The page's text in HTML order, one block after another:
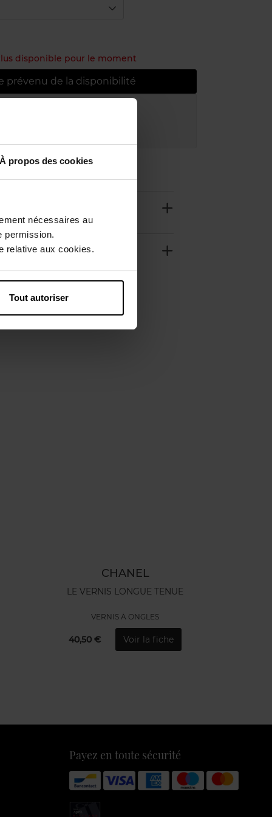
À propos des cookies
nécessaires au
permission.
relative aux cookies.
Tout autoriser
disponible pour le moment
prévenu de la disponibilité
CHANEL
LE VERNIS LONGUE TENUE
VERNIS À ONGLES
40,50 € Voir la fiche
Payez en toute sécurité